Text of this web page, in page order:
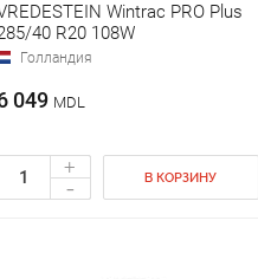
Wintrac PRO Plus
40 R20 108W
Голландия
049 MDL
+
- В КОРЗИНУ